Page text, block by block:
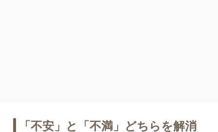
「不安」と「不満」どちらを解消